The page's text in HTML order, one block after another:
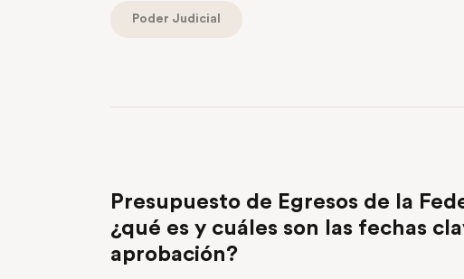
Poder Judicial
Presupuesto de Egresos de la
¿qué es y cuáles son las fechas
aprobación?